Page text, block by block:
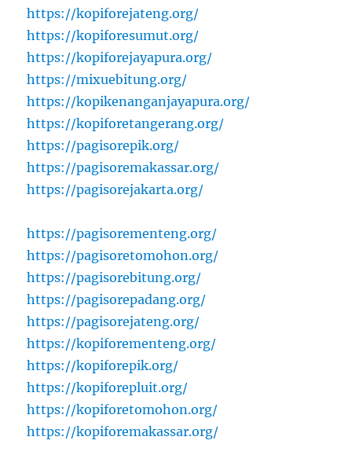
https://kopiforejateng.org/
https://kopiforesumut.org/
https://kopiforejayapura.org/
https://mixuebitung.org/
https://kopikenanganjayapura.org/
https://kopiforetangerang.org/
https://pagisorepik.org/
https://pagisoremakassar.org/
https://pagisorejakarta.org/
https://pagisorementeng.org/
https://pagisoretomohon.org/
https://pagisorebitung.org/
https://pagisorepadang.org/
https://pagisorejateng.org/
https://kopiforementeng.org/
https://kopiforepik.org/
https://kopiforepluit.org/
https://kopiforetomohon.org/
https://kopiforemakassar.org/